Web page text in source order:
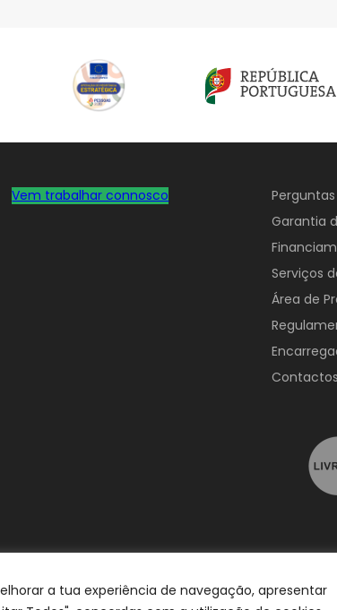
a tua experiência de navegação, apresentar
Vem trabalhar connosco
Garantia
Serviços
Área de
Contactos